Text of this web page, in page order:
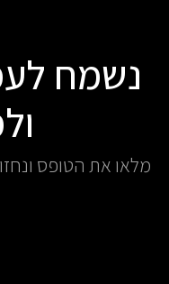
נשמח
מלאו את הטופס